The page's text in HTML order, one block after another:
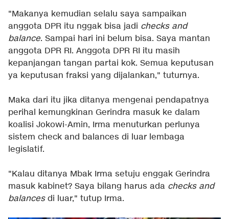
"Makanya kemudian selalu saya sampaikan
anggota DPR itu nggak bisa jadi checks and
balance. Sampai hari ini belum bisa. Saya mantan
anggota DPR RI. Anggota DPR RI itu masih
kepanjangan tangan partai kok. Semua keputusan
ya keputusan fraksi yang dijalankan," tuturnya.
Maka dari itu jika ditanya mengenai pendapatnya
perihal kemungkinan Gerindra masuk ke dalam
koalisi Jokowi-Amin, Irma menuturkan perlunya
sistem check and balances di luar lembaga
legislatif.
"Kalau ditanya Mbak Irma setuju enggak Gerindra
masuk kabinet? Saya bilang harus ada checks and
balancesdi luar," tutup Irma.